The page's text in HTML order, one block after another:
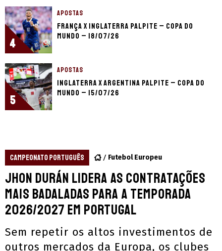
4
APOSTAS
França x Inglaterra palpite – Copa do
Mundo – 18/07/26
5
APOSTAS
Inglaterra x Argentina palpite – Copa do
Mundo – 15/07/26
CAMPEONATO PORTUGUÊS Futebol Europeu
Jhon Durán lidera as contratações
mais badaladas para a temporada
2026/2027 em Portugal
Sem repetir os altos investimentos de
outros mercados da Europa, os clubes